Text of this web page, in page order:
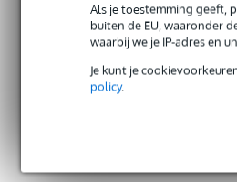
Als je toestemming geeft,
buiten de EU, waaronder
waarbij we je IP-adres en
Je kunt je
policy.
Bax Music Garantie : Op dit
Op dit product krijg je 3 jaar Bax
Plus- en minpunten
Volledige compatibiliteit